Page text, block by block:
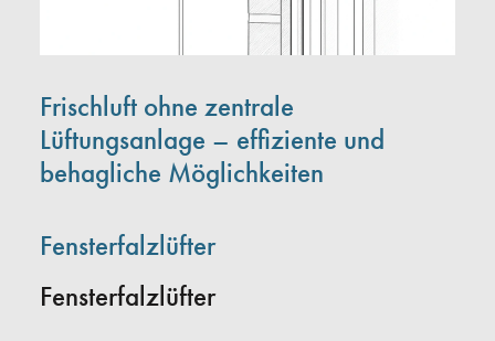
Frischluft ohne zentrale
Lüftungsanlage – effiziente und
behagliche Möglichkeiten
Fensterfalzlüfter
Fensterfalzlüfter